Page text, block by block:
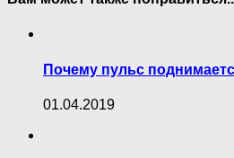
Почему пульс
01.04.2019